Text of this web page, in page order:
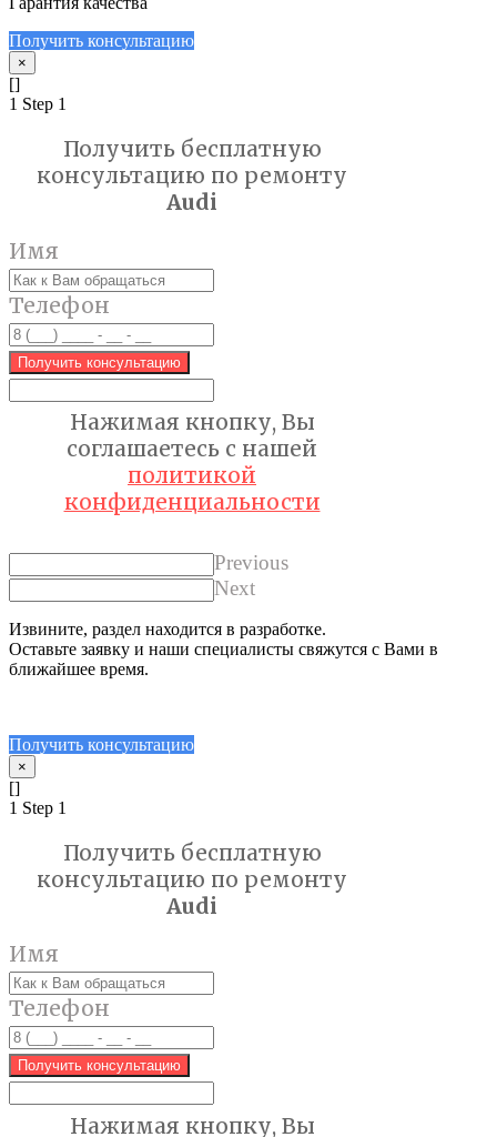
Получить консультацию
×
[]
1 Step 1
Получить бесплатную
консультацию по ремонту
Audi
Имя
Телефон
Получить консультацию
Нажимая кнопку, Вы
соглашаетесь с нашей
политикой
конфиденциальности
Previous
Next
Извините, раздел находится в разработке.
Оставьте заявку и наши специалисты свяжутся с Вами в
ближайшее время.
Получить консультацию
×
[]
1 Step 1
Получить бесплатную
консультацию по ремонту
Audi
Имя
Телефон
Получить консультацию
Нажимая кнопку, Вы